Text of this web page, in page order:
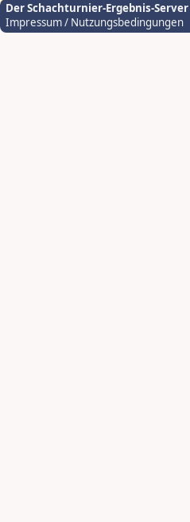
Der Schachturnier-Ergebnis-Server
Impressum / Nutzungsbedingungen